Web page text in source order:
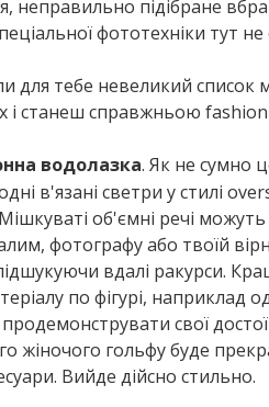
неправильно підібране
фототехніки тут
для тебе невеликий
і станеш справжньою
водолазка. Як не сумно
в'язані светри у стилі
об'ємні речі
фотографу або твоїй
вдалі ракурси.
по фігурі, наприклад
свої
жіночого гольфу буде
Вийде дійсно стильно.